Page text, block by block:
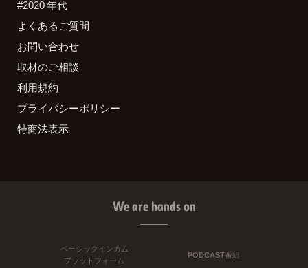
#2020 年代
よくあるご質問
お問い合わせ
取材のご相談
利用規約
プライバシーポリシー
特商法表示
We are hands on
ベーシックインカム
プラットフォーム
PODCAST番組